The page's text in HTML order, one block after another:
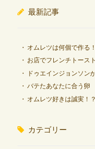
最新記事
オムレツは何個で作る
お店でフレンチトース
ドゥエインジョンソン
バテたあなたに合う卵
オムレツ好きは誠実！
カテゴリー